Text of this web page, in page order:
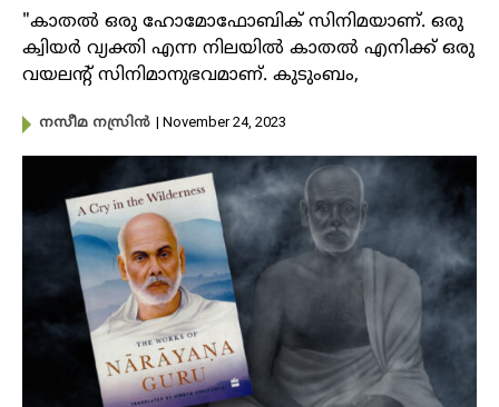
"കാതൽ ഒരു ഹോമോഫോബിക് സിനിമയാണ്. ഒരു
ക്വിയർ വ്യക്തി എന്ന നിലയിൽ കാതൽ എനിക്ക് ഒരു
വയലന്റ് സിനിമാനുഭവമാണ്. കുടുംബം,
നസീമ നസ്രിൻ | November 24, 2023